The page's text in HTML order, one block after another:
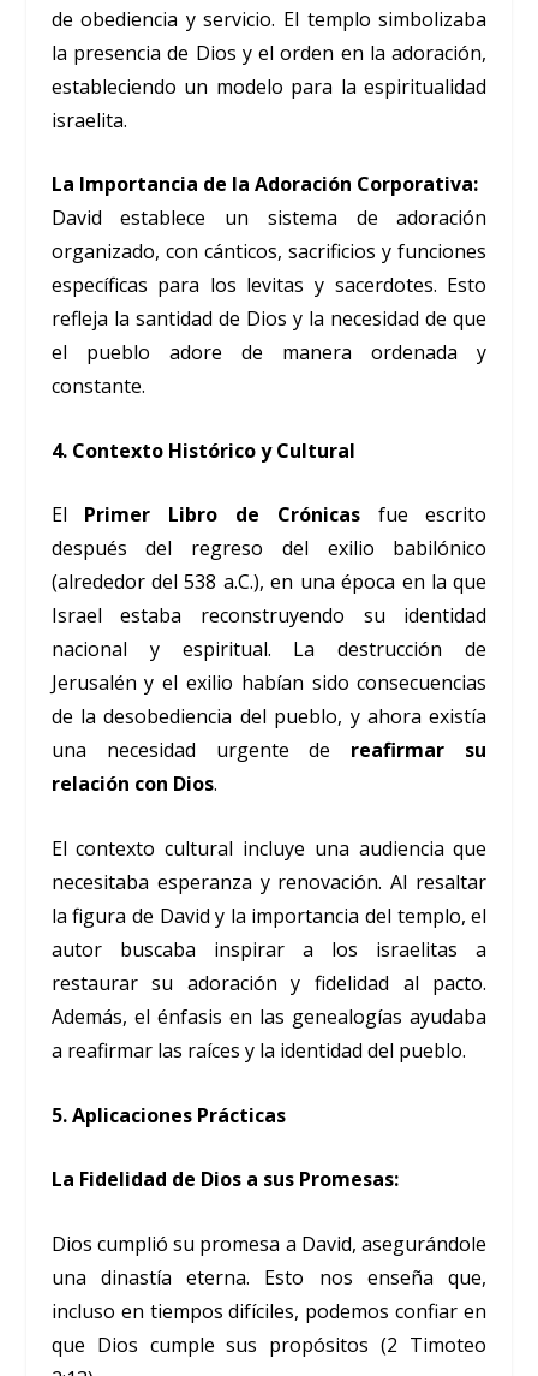
de obediencia y servicio. El templo simbolizaba
la presencia de Dios y el orden en la adoración,
estableciendo un modelo para la espiritualidad
israelita.
La Importancia de la Adoración Corporativa:
David establece un sistema de adoración
organizado, con cánticos, sacrificios y funciones
específicas para los levitas y sacerdotes. Esto
refleja la santidad de Dios y la necesidad de que
el pueblo adore de manera ordenada y
constante.
4. Contexto Histórico y Cultural
El Primer Libro de Crónicasfue escrito
después del regreso del exilio babilónico
(alrededor del 538 a.C.), en una época en la que
Israel estaba reconstruyendo su identidad
nacional y espiritual. La destrucción de
Jerusalén y el exilio habían sido consecuencias
de la desobediencia del pueblo, y ahora existía
una necesidad urgente de reafirmar su
relación con Dios.
El contexto cultural incluye una audiencia que
necesitaba esperanza y renovación. Al resaltar
la figura de David y la importancia del templo, el
autor buscaba inspirar a los israelitas a
restaurar su adoración y fidelidad al pacto.
Además, el énfasis en las genealogías ayudaba
a reafirmar las raíces y la identidad del pueblo.
5. Aplicaciones Prácticas
La Fidelidad de Dios a sus Promesas:
Dios cumplió su promesa a David, asegurándole
una dinastía eterna. Esto nos enseña que,
incluso en tiempos difíciles, podemos confiar en
que Dios cumple sus propósitos (2 Timoteo